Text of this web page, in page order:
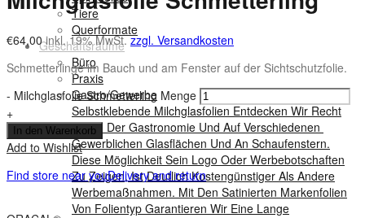
Tiere
Querformate
Geschäftsräume
Büro
Praxis
Gastro/Gewerbe
Selbstklebende Milchglasfolien Entdecken Wir Recht
Viel In Der Gastronomie Und Auf Verschiedenen
Gewerblichen Glasflächen Und An Schaufenstern.
Diese Möglichkeit Sein Logo Oder Werbebotschaften
Zu Zeigen, Ist Deutlich Kostengünstiger Als Andere
Werbemaßnahmen. Mit Den Satinierten Markenfolien
Von Folientyp Garantieren Wir Eine Lange
€64,00 inkl. 19% MwSt.zzgl. Versandkosten
Schmetterlinge im Bauch und am Fenster auf der Sichtschutzfolie.
- Milchglasfolie Schmetterling Menge
+
In den Warenkorb
Add to Wishlist
Find store near youDelivery and return